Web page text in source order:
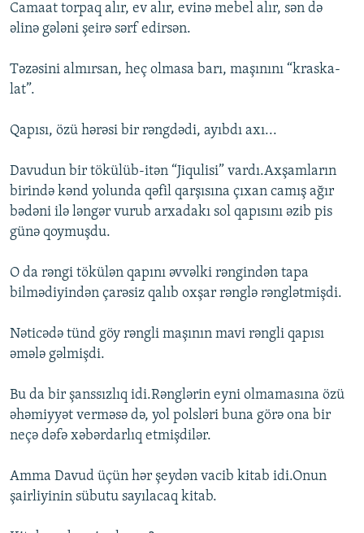
Camaat torpaq alır, ev alır, evinə mebel alır, sən də
əlinə gələni şeirə sərf edirsən.
Təzəsini almırsan, heç olmasa barı, maşınını “kraska-
lat”.
Qapısı, özü hərəsi bir rəngdədi, ayıbdı axı...
Davudun bir tökülüb-itən “Jiqulisi” vardı.Axşamların
birində kənd yolunda qəfil qarşısına çıxan camış ağır
bədəni ilə ləngər vurub arxadakı sol qapısını əzib pis
günə qoymuşdu.
O da rəngi tökülən qapını əvvəlki rəngindən tapa
bilmədiyindən çarəsiz qalıb oxşar rənglə rənglətmişdi.
Nəticədə tünd göy rəngli maşının mavi rəngli qapısı
əmələ gəlmişdi.
Bu da bir şanssızlıq idi.Rənglərin eyni olmamasına özü
əhəmiyyət verməsə də, yol polsləri buna görə ona bir
neçə dəfə xəbərdarlıq etmişdilər.
Amma Davud üçün hər şeydən vacib kitab idi.Onun
şairliyinin sübutu sayılacaq kitab.